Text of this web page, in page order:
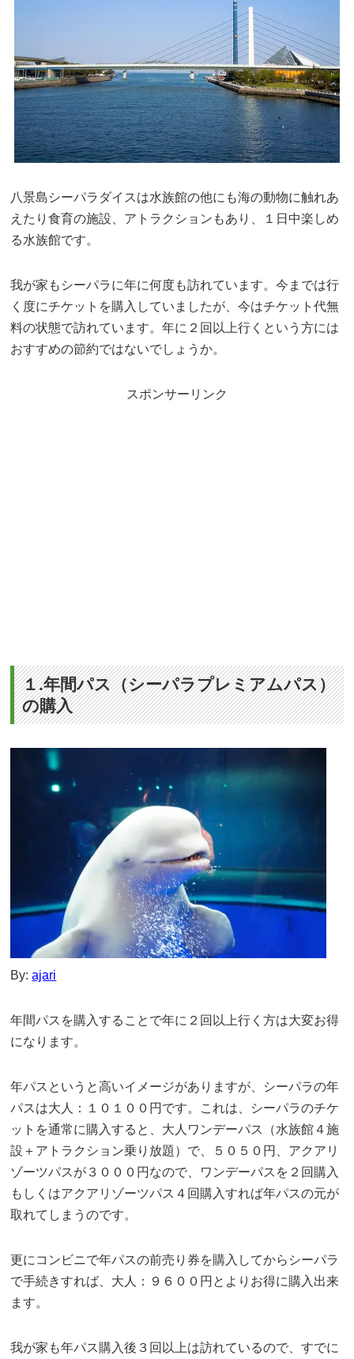
八景島シーパラダイスは水族館の他にも海の動物に触れあ
えたり食育の施設、アトラクションもあり、１日中楽しめ
る水族館です。
我が家もシーパラに年に何度も訪れています。今までは行
く度にチケットを購入していましたが、今はチケット代無
料の状態で訪れています。年に２回以上行くという方には
おすすめの節約ではないでしょうか。
スポンサーリンク
１.年間パス（シーパラプレミアムパス）
の購入
By:ajari
年間パスを購入することで年に２回以上行く方は大変お得
になります。
年パスというと高いイメージがありますが、シーパラの年
パスは大人：１０１００円です。これは、シーパラのチケ
ットを通常に購入すると、大人ワンデーパス（水族館４施
設＋アトラクション乗り放題）で、５０５０円、アクアリ
ゾーツパスが３０００円なので、ワンデーパスを２回購入
もしくはアクアリゾーツパス４回購入すれば年パスの元が
取れてしまうのです。
更にコンビニで年パスの前売り券を購入してからシーパラ
で手続きすれば、大人：９６００円とよりお得に購入出来
ます。
我が家も年パス購入後３回以上は訪れているので、すでに